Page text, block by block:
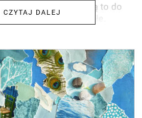
technologii mają to do
i coraz mniej trwałe.
CZYTAJ DALEJ